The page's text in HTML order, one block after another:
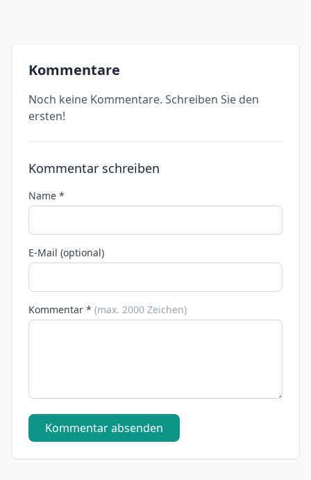
Kommentare
Noch keine Kommentare. Schreiben Sie den
ersten!
Kommentar schreiben
Name *
E-Mail (optional)
Kommentar * (max. 2000 Zeichen)
Kommentar absenden